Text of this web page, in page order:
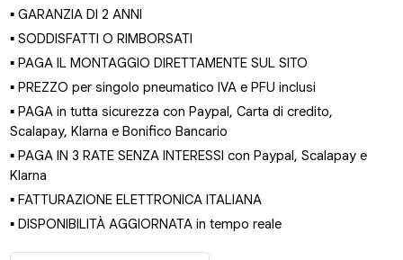
▪ GARANZIA DI 2 ANNI
▪ SODDISFATTI O RIMBORSATI
▪ PAGA IL MONTAGGIO DIRETTAMENTE SUL SITO
▪ PREZZO per singolo pneumatico IVA e PFU inclusi
▪ PAGA in tutta sicurezza con Paypal, Carta di credito,
Scalapay, Klarna e Bonifico Bancario
▪ PAGA IN 3 RATE SENZA INTERESSI con Paypal, Scalapay e
Klarna
▪ FATTURAZIONE ELETTRONICA ITALIANA
▪ DISPONIBILITÀ AGGIORNATA in tempo reale